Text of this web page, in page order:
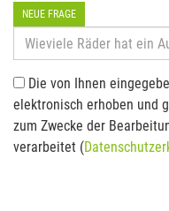
NEUE FRAGE
Die von Ihnen
elektronisch erhoben und
zum Zwecke der
verarbeitet (